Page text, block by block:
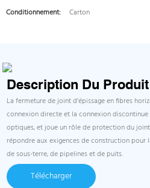
Conditionnement:
Carton
Description Du Produit
La fermeture de joint d'épissage en fibres
connexion directe et la connexion
optiques, et joue un rôle de protection du
répondre aux exigences de construction
de sous-terre, de pipelines et de puits.
Télécharger